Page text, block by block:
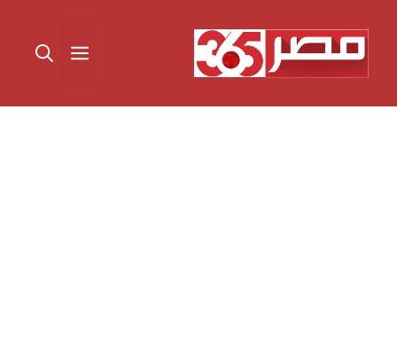
المحتوى القائمة